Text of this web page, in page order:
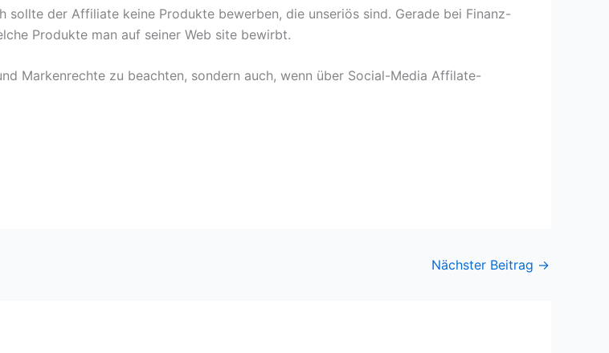
der Affiliate keine Produkte bewerben, die unseriös sind. Gerade bei Finanz-
Produkte man auf seiner Web site bewirbt.
Markenrechte zu beachten, sondern auch, wenn über Social-Media Affilate-
Nächster Beitrag →